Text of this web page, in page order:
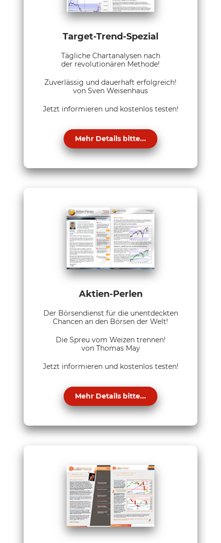
Target-Trend-Spezial
Tägliche Chartanalysen nach
der revolutionären Methode!
Zuverlässig und dauerhaft erfolgreich!
von Sven Weisenhaus
Jetzt informieren und kostenlos testen!
Mehr Details bitte...
Aktien-Perlen
Der Börsendienst für die unentdeckten
Chancen an den Börsen der Welt!
Die Spreu vom Weizen trennen!
von Thomas May
Jetzt informieren und kostenlos testen!
Mehr Details bitte...